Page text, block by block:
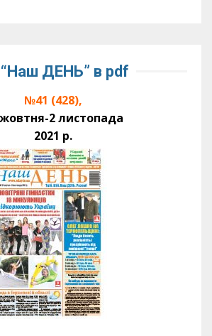
“Наш ДЕНЬ” в pdf
№41 (428),
2 листопада
2021 р.